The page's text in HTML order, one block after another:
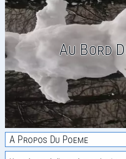
Au Bord
A Propos Du Poeme